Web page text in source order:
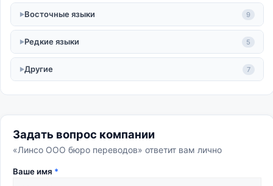
Восточные языки 9
Редкие языки 5
Другие 7
Задать вопрос компании
«Линсо ООО бюро переводов» ответит вам лично
Ваше имя *